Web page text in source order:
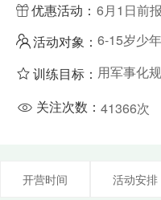
优惠活动： 6月1日前
 活动对象： 6-15岁少
 训练目标：
 关注次数： 41366次
开营时间 活动安排